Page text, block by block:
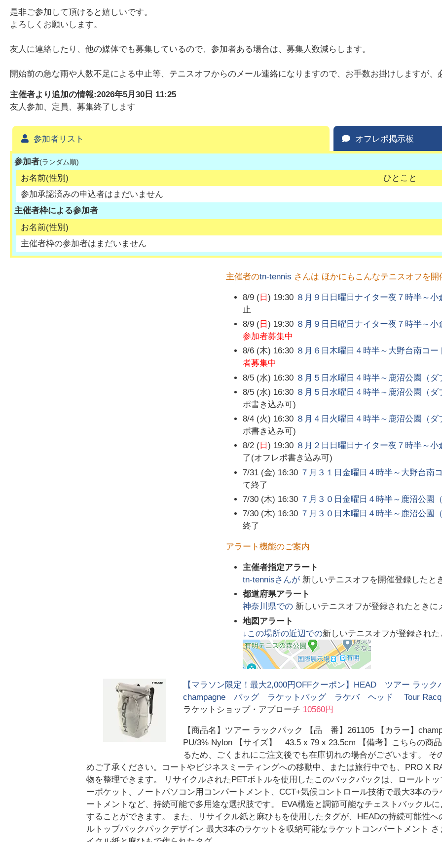
是非ご参加して頂けると嬉しいです。
よろしくお願いします。
友人に連絡したり、他の媒体でも募集しているので、参加者ある場合は、募集人数減らします。
開始前の急な雨や人数不足による中止等、テニスオフからのメール連絡になりますので、お手数お掛けしますが、
主催者より追加の情報:2026年5月30日 11:25
友人参加、定員、募集終了します
参加者リスト オフレポ掲示板
参加者(ランダム順)
お名前(性別)
ひとこと
参加承認済みの申込者はまだいません
主催者枠による参加者
お名前(性別)
主催者枠の参加者はまだいません
主催者のtn-tennis さんは ほかにもこんなテニスオフを開
8/9 (日 ) 19:30 ８月９日日曜日ナイター夜７時半～
止
8/9 (日 ) 19:30 ８月９日日曜日ナイター夜７時半～
参加者募集中
8/6 (木) 16:30 ８月６日木曜日４時半～大野台南コ
者募集中
8/5 (水) 16:30 ８月５日水曜日４時半～鹿沼公園（
8/5 (水) 16:30 ８月５日水曜日４時半～鹿沼公園（
ポ書き込み可)
8/4 (火) 16:30 ８月４日火曜日４時半～鹿沼公園（
ポ書き込み可)
8/2 (日 ) 19:30 ８月２日日曜日ナイター夜７時半～
了(オフレポ書き込み可)
7/31 (金) 16:30 ７月３１日金曜日４時半～大野台南
て終了
7/30 (木) 16:30 ７月３０日金曜日４時半～鹿沼公園
7/30 (木) 16:30 ７月３０日木曜日４時半～鹿沼公園
終了
アラート機能のご案内
主催者指定アラート
tn-tennisさんが 新しいテニスオフを開催登録したと
都道府県アラート
神奈川県での 新しいテニスオフが登録されたときに
地図アラート
↓この場所の近辺での新しいテニスオフが登録され
【マラソン限定！最大2,000円OFFクーポン】HEAD ツアー ラ
champagne バッグ ラケットバッグ ラケバ ヘッド Tour
ラケットショップ・アプローチ 10560円
【商品名】ツアー ラックパック 【品 番】261105 【カラー】
PU/3% Nylon 【サイズ】 43.5 x 79 x 23.5cm 【備考】こちらの商
るため、ごくまれにご注文後でも在庫切れの場合がございます。
めご了承ください。コートやビジネスミーティングへの移動中、または旅行中でも、PRO X
物を整理できます。 リサイクルされたPETボトルを使用したこのバックパックは、ロールト
ーポケット、ノートパソコン用コンパートメント、CCT+気候コントロール技術で最大3本の
ートメントなど、持続可能で多用途な選択肢です。 EVA構造と調節可能なチェストバックル
することができます。 また、リサイクル紙と麻ひもを使用したタグが、HEADの持続可能性
ルトップバックパックデザイン 最大3本のラケットを収納可能なラケットコンパートメント